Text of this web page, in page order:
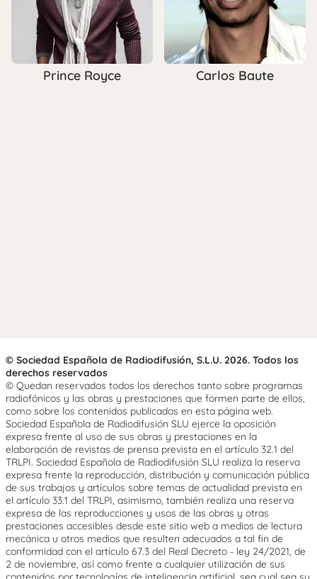
Prince Royce Carlos Baute
© Sociedad Española de Radiodifusión, S.L.U. 2026. Todos los
derechos reservados
© Quedan reservados todos los derechos tanto sobre programas
radiofónicos y las obras y prestaciones que formen parte de ellos,
como sobre los contenidos publicados en esta página web.
Sociedad Española de Radiodifusión SLU ejerce la oposición
expresa frente al uso de sus obras y prestaciones en la
elaboración de revistas de prensa prevista en el artículo 32.1 del
TRLPI. Sociedad Española de Radiodifusión SLU realiza la reserva
expresa frente la reproducción, distribución y comunicación pública
de sus trabajos y artículos sobre temas de actualidad prevista en
el artículo 33.1 del TRLPI, asimismo, también realiza una reserva
expresa de las reproducciones y usos de las obras y otras
prestaciones accesibles desde este sitio web a medios de lectura
mecánica u otros medios que resulten adecuados a tal fin de
conformidad con el artículo 67.3 del Real Decreto - ley 24/2021, de
2 de noviembre, así como frente a cualquier utilización de sus